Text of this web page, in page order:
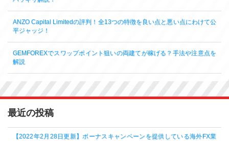
ANZO Capital Limitedの評判！全13つの特徴を良い点と悪い点にわけて公
平ジャッジ！
GEMFOREXでスワップポイント狙いの両建てが稼げる？手法や注意点を
解説
最近の投稿
【2022年2月28日更新】ボーナスキャンペーンを提供している海外FX業